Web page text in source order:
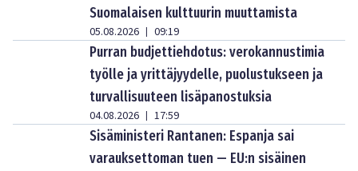
Suomalaisen kulttuurin muuttamista
05.08.2026 | 09:19
Purran budjettiehdotus: verokannustimia
työlle ja yrittäjyydelle, puolustukseen ja
turvallisuuteen lisäpanostuksia
04.08.2026 | 17:59
Sisäministeri Rantanen: Espanja sai
varauksettoman tuen — EU:n sisäinen